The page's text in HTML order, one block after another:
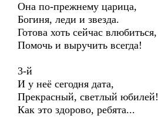
Она по-прежнему царица,
Богиня, леди и звезда.
Готова хоть сейчас влюбиться,
Помочь и выручить всегда!
3-й
И у неё сегодня дата,
Прекрасный, светлый юбилей!
Как это здорово, ребята...